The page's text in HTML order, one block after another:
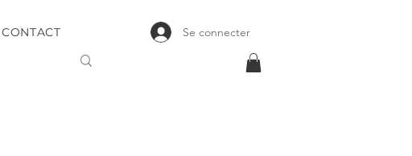
CONTACT Se connecter